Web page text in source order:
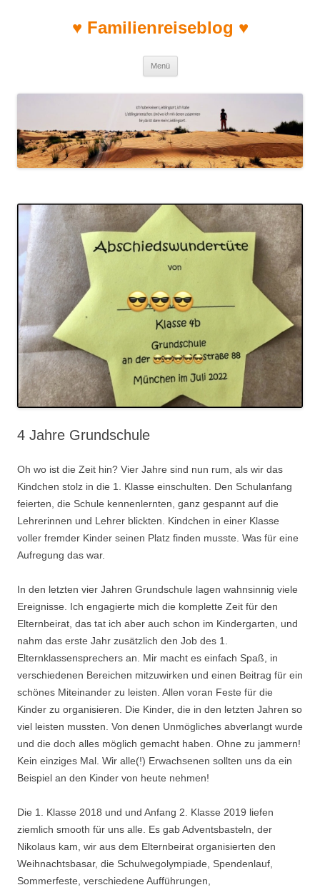
♥ Familienreiseblog ♥
Menü
4 Jahre Grundschule
Oh wo ist die Zeit hin? Vier Jahre sind nun rum, als wir das
Kindchen stolz in die 1. Klasse einschulten. Den Schulanfang
feierten, die Schule kennenlernten, ganz gespannt auf die
Lehrerinnen und Lehrer blickten. Kindchen in einer Klasse
voller fremder Kinder seinen Platz finden musste. Was für eine
Aufregung das war.
In den letzten vier Jahren Grundschule lagen wahnsinnig viele
Ereignisse. Ich engagierte mich die komplette Zeit für den
Elternbeirat, das tat ich aber auch schon im Kindergarten, und
nahm das erste Jahr zusätzlich den Job des 1.
Elternklassensprechers an. Mir macht es einfach Spaß, in
verschiedenen Bereichen mitzuwirken und einen Beitrag für ein
schönes Miteinander zu leisten. Allen voran Feste für die
Kinder zu organisieren. Die Kinder, die in den letzten Jahren so
viel leisten mussten. Von denen Unmögliches abverlangt wurde
und die doch alles möglich gemacht haben. Ohne zu jammern!
Kein einziges Mal. Wir alle(!) Erwachsenen sollten uns da ein
Beispiel an den Kinder von heute nehmen!
Die 1. Klasse 2018 und und Anfang 2. Klasse 2019 liefen
ziemlich smooth für uns alle. Es gab Adventsbasteln, der
Nikolaus kam, wir aus dem Elternbeirat organisierten den
Weihnachtsbasar, die Schulwegolympiade, Spendenlauf,
Sommerfeste, verschiedene Aufführungen,